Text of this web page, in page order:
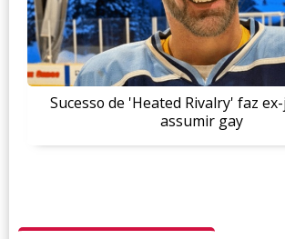
Sucesso de 'Heated Rivalry' faz
assumir gay